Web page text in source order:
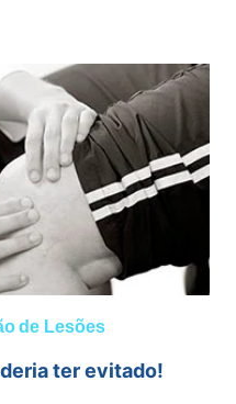
de Lesões
ter evitado!